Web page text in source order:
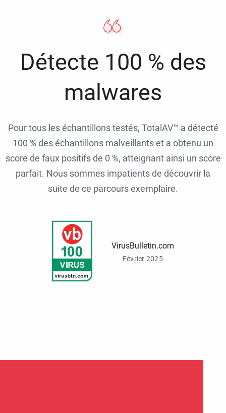
Détecte 100 % des
malwares
Pour tous les échantillons testés, TotalAV™ a détecté
100 % des échantillons malveillants et a obtenu un
score de faux positifs de 0 %, atteignant ainsi un score
parfait. Nous sommes impatients de découvrir la
suite de ce parcours exemplaire.
VirusBulletin.com
Février 2025